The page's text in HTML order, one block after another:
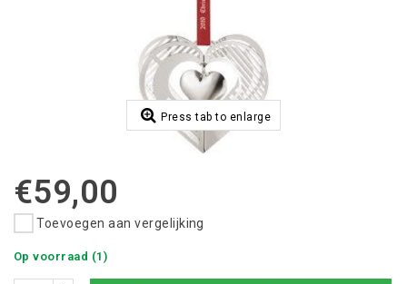
Press tab to enlarge
€59,00
Toevoegen aan vergelijking
Op voorraad (1)